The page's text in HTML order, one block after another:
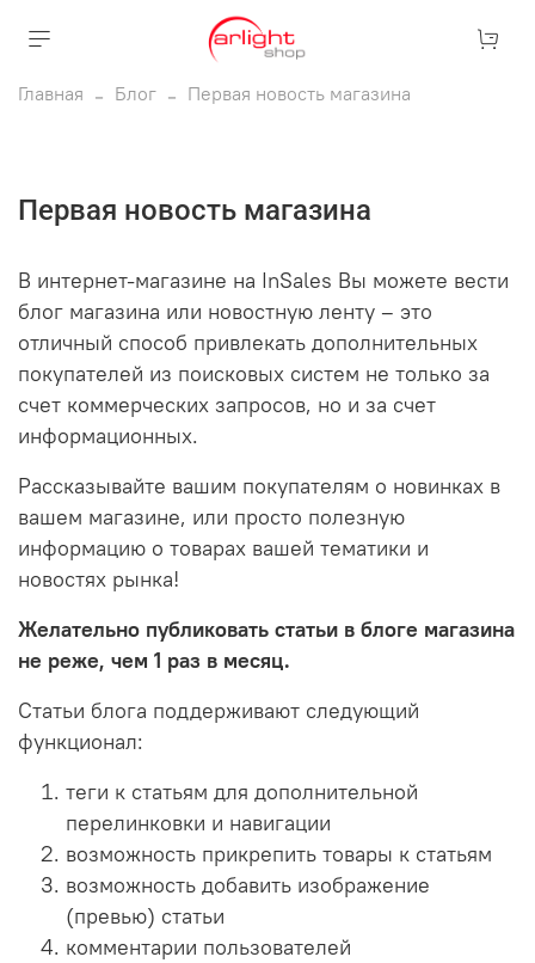
Главная Блог Первая новость магазина
Первая новость магазина
В интернет-магазине на InSales Вы можете вести
блог магазина или новостную ленту – это
отличный способ привлекать дополнительных
покупателей из поисковых систем не только за
счет коммерческих запросов, но и за счет
информационных.
Рассказывайте вашим покупателям о новинках в
вашем магазине, или просто полезную
информацию о товарах вашей тематики и
новостях рынка!
Желательно публиковать статьи в блоге магазина
не реже, чем 1 раз в месяц.
Статьи блога поддерживают следующий
функционал:
теги к статьям для дополнительной
перелинковки и навигации
возможность прикрепить товары к статьям
возможность добавить изображение
(превью) статьи
комментарии пользователей